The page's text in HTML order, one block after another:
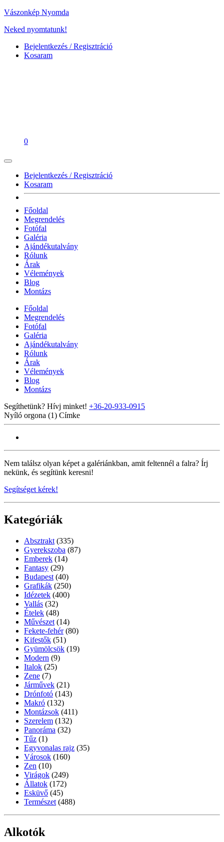
Vászonkép Nyomda
Neked nyomtatunk!
Bejelentkezés / Regisztráció
Kosaram
0
Bejelentkezés / Regisztráció
Kosaram
Főoldal
Megrendelés
Fotófal
Galéria
Ajándékutalvány
Rólunk
Árak
Vélemények
Blog
Montázs
Főoldal
Megrendelés
Fotófal
Galéria
Ajándékutalvány
Rólunk
Árak
Vélemények
Blog
Montázs
Segíthetünk? Hívj minket! +36-20-933-0915
Nyíló orgona (1) Címke
Nem találsz olyan képet a galériánkban, amit feltennél a falra? Írj
nekünk, és segítünk keresni!
Segítséget kérek!
Kategóriák
Absztrakt (335)
Gyerekszoba (87)
Emberek (14)
Fantasy (29)
Budapest (40)
Grafikák (250)
Idézetek (400)
Vallás (32)
Ételek (48)
Művészet (14)
Fekete-fehér (80)
Kifestők (51)
Gyümölcsök (19)
Modern (9)
Italok (25)
Zene (7)
Járművek (21)
Drónfotó (143)
Makró (132)
Montázsok (411)
Szerelem (132)
Panoráma (32)
Tűz (1)
Egyvonalas rajz (35)
Városok (160)
Zen (10)
Virágok (249)
Állatok (172)
Esküvő (45)
Természet (488)
Alkotók